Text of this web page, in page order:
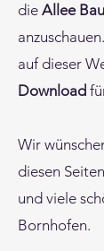
die Allee
auf dieser
Download
Wir
diesen Seiten
und viele
Bornhofen.